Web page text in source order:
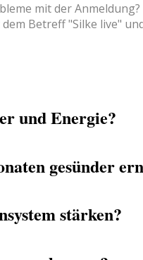
mit der
Betreff "Silke live"
und Energie?
gesünder
stärken?